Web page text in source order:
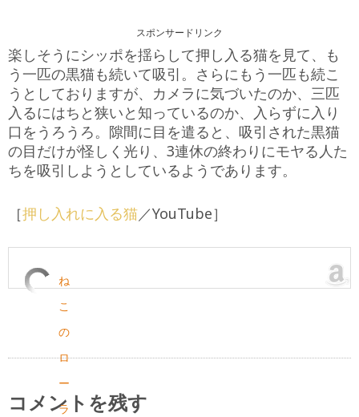
スポンサードリンク
楽しそうにシッポを揺らして押し入る猫を見て、も
う一匹の黒猫も続いて吸引。さらにもう一匹も続こ
うとしておりますが、カメラに気づいたのか、三匹
入るにはちと狭いと知っているのか、入らずに入り
口をうろうろ。隙間に目を遣ると、吸引された黒猫
の目だけが怪しく光り、3連休の終わりにモヤる人た
ちを吸引しようとしているようであります。
［押し入れに入る猫／YouTube］
ね
こ
の
ロ
ー
ラ
コメントを残す